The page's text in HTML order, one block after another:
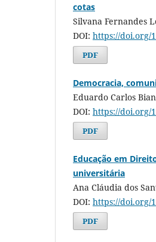
cotas
Silvana Fernandes
DOI: https://doi.org/
PDF
Democracia,
Eduardo Carlos
DOI: https://doi.org/
PDF
Educação em
universitária
Ana Cláudia dos
DOI: https://doi.org/
PDF